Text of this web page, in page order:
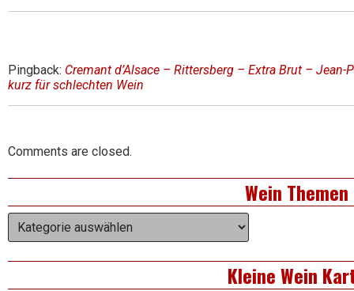
Pingback: Cremant d’Alsace – Rittersberg – Extra Brut –
kurz für schlechten Wein
Comments are closed.
Right
Asides
Wein Themen
Wein
Themen
Kleine Wein